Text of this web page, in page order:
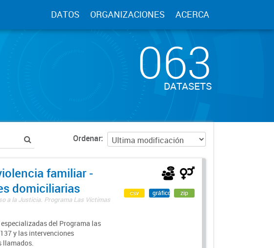
DATOS ORGANIZACIONES ACERCA
063
DATASETS
Ordenar
familiar -
domiciliarias
a la Justicia. Programa Las Víctimas
del Programa las
y las intervenciones
csv gráfico zip